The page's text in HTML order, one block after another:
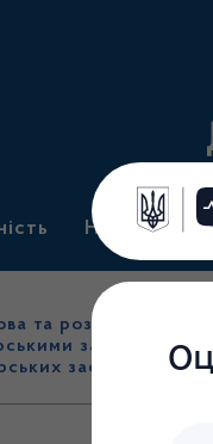
та роздрібна
засобами,
засобів (крім